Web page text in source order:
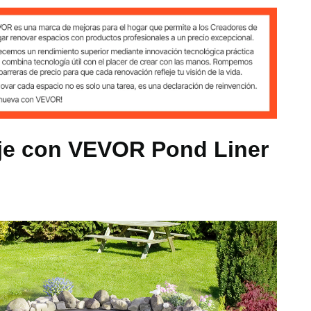
x 6 m
con VEVOR Pond Liner